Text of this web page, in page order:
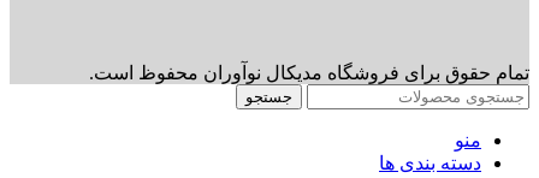
تمام حقوق برای فروشگاه مدیکال نوآوران محفوظ است.
جستجو
منو
دسته بندی ها